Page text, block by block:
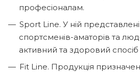
професіоналам.
Sport Line. У ній
спортсменів-аматорів та
активний та здоровий спосіб
Fit Line. Продукція